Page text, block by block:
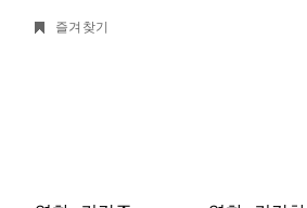
즐겨찾기